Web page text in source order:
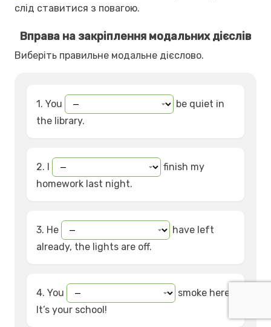
слід ставитися з повагою.
Вправа на закріплення модальних дієслів
Виберіть правильне модальне дієслово.
1. You
be quiet in
the library.
2. I
finish my
homework last night.
3. He
have left
already, the lights are off.
4. You
smoke here!
It’s your school!